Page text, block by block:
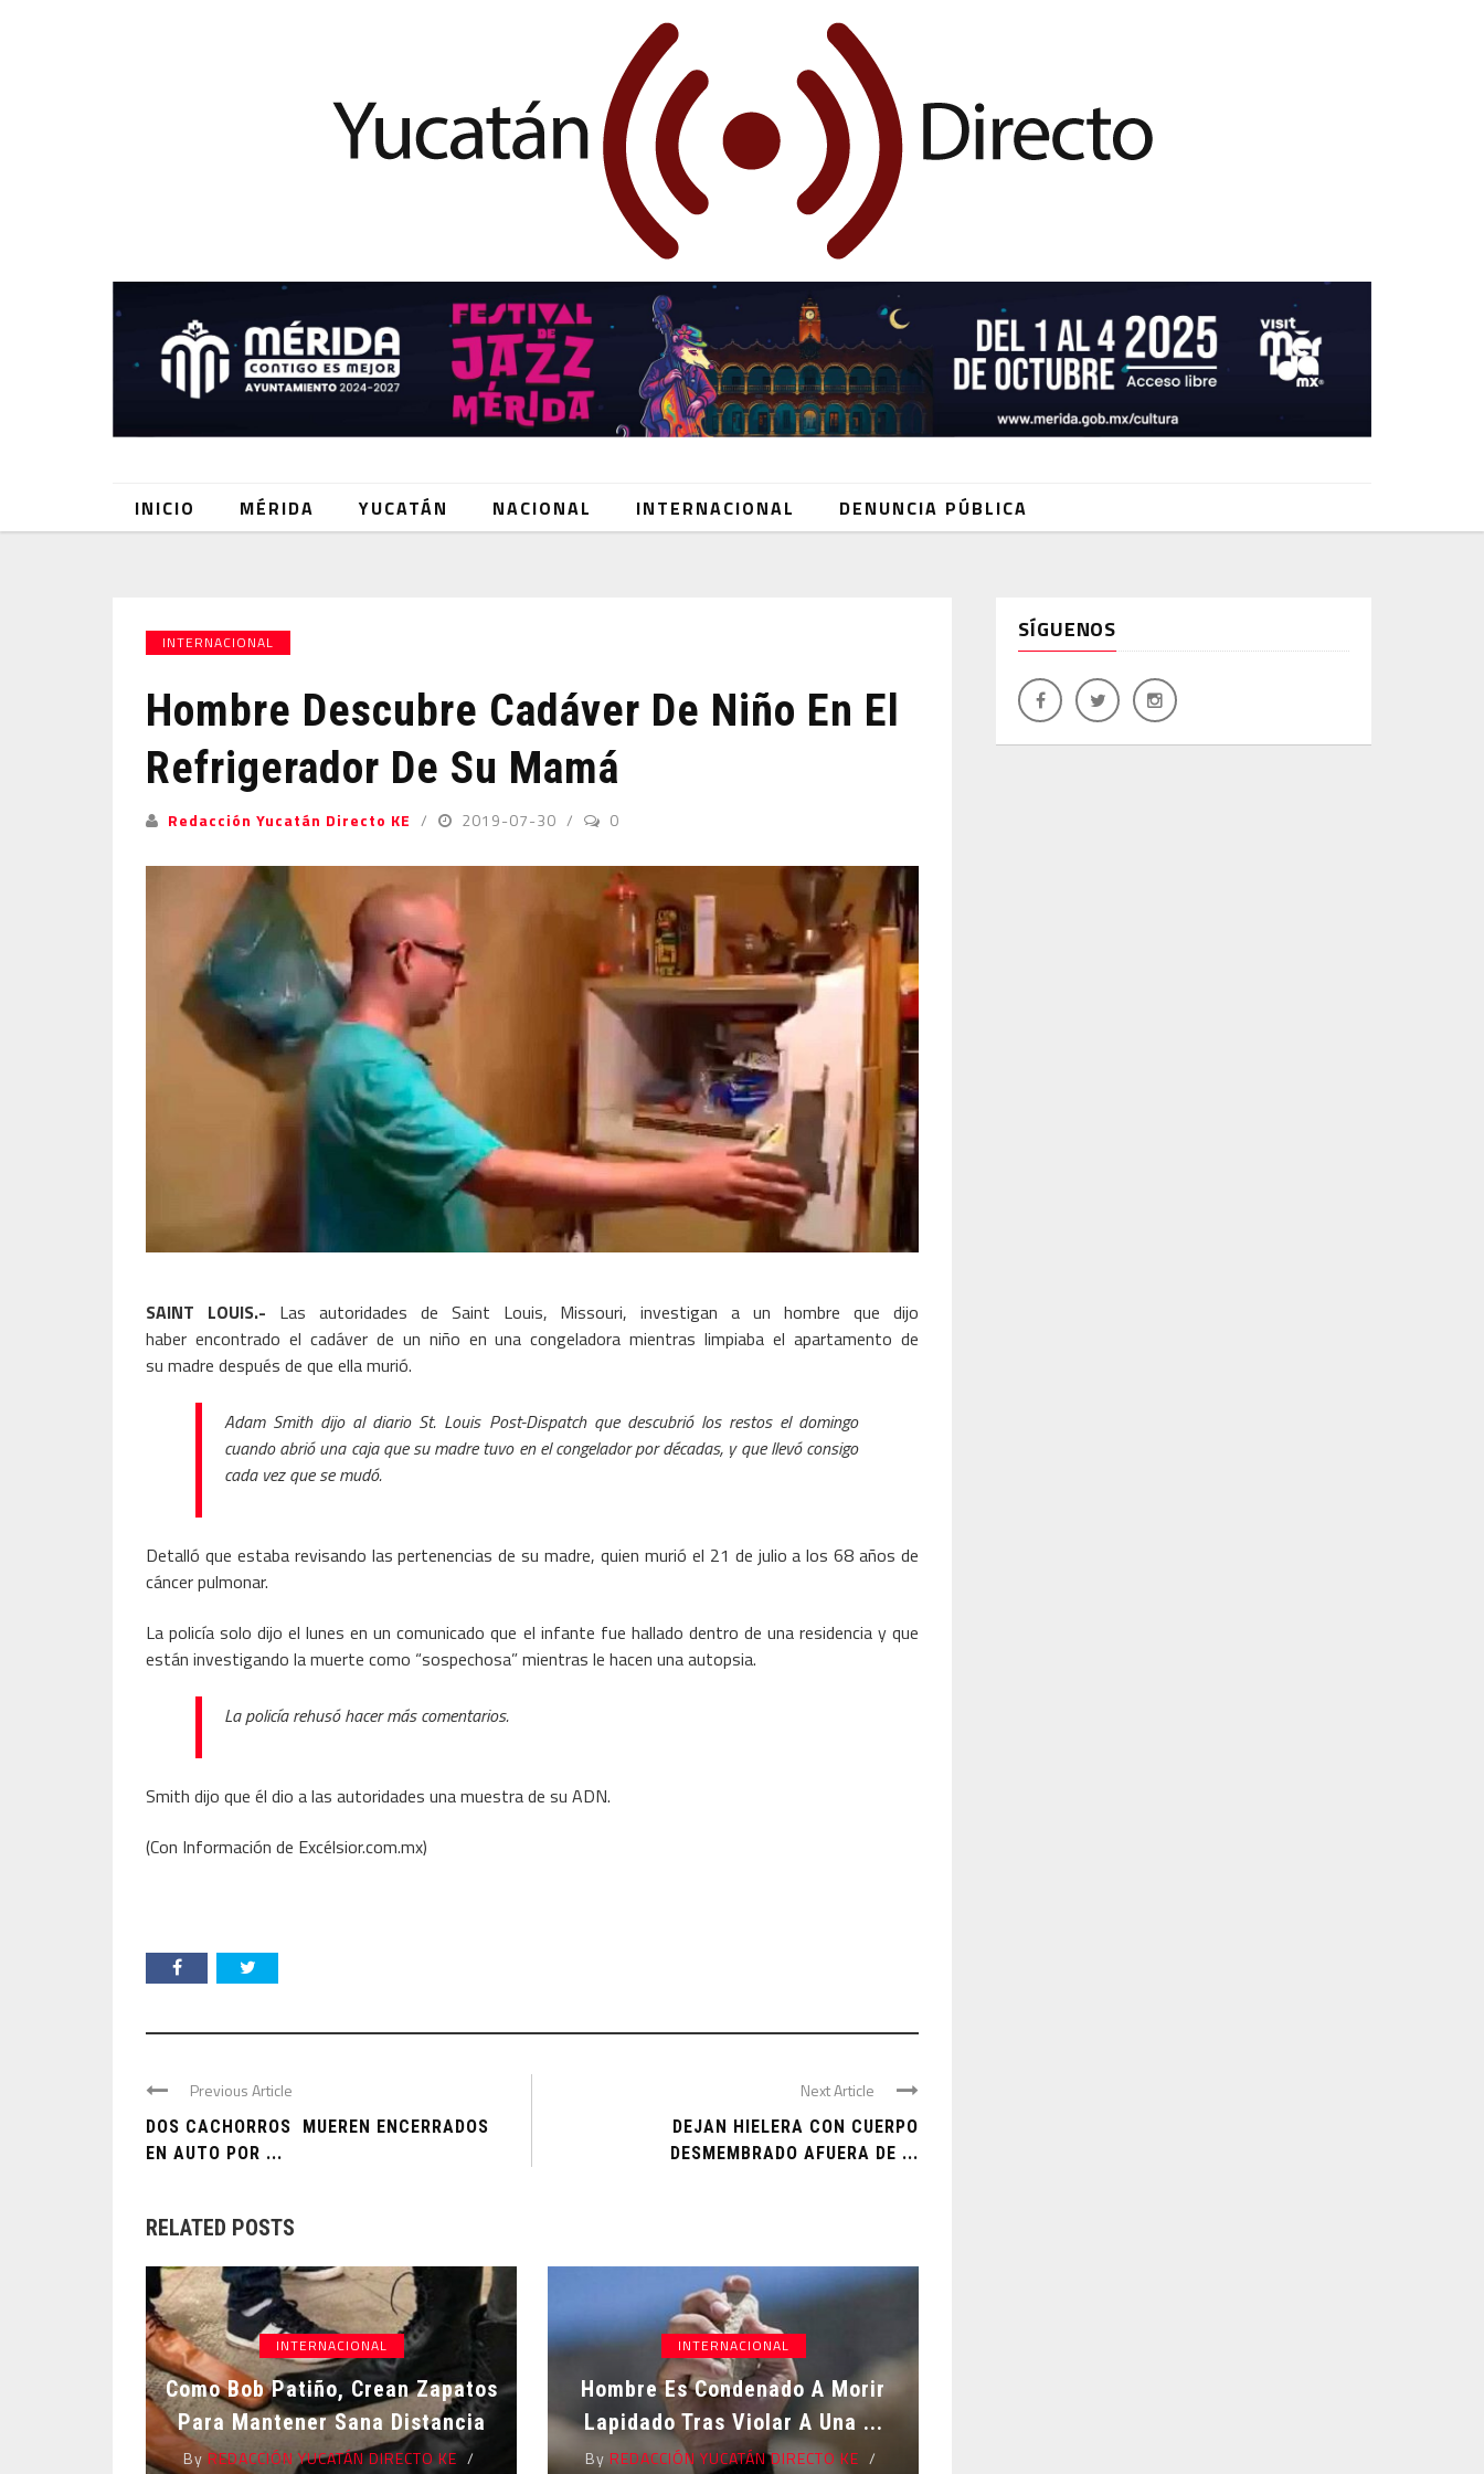
INICIO MÉRIDA YUCATÁN NACIONAL INTERNACIONAL DENUNCIA PÚBLICA
INTERNACIONAL
Hombre Descubre Cadáver De Niño En El
Refrigerador De Su Mamá
Redacción Yucatán Directo KE 2019-07-30 0
SAINT LOUIS.- Las autoridades de Saint Louis, Missouri, investigan a un hombre que dijo
haber encontrado el cadáver de un niño en una congeladora mientras limpiaba el apartamento de
su madre después de que ella murió.
Adam Smith dijo al diario St. Louis Post-Dispatch que descubrió los restos el domingo
cuando abrió una caja que su madre tuvo en el congelador por décadas, y que llevó consigo
cada vez que se mudó.
Detalló que estaba revisando las pertenencias de su madre, quien murió el 21 de julio a los 68 años de
cáncer pulmonar.
La policía solo dijo el lunes en un comunicado que el infante fue hallado dentro de una residencia y que
están investigando la muerte como “sospechosa” mientras le hacen una autopsia.
La policía rehusó hacer más comentarios.
Smith dijo que él dio a las autoridades una muestra de su ADN.
(Con Información de Excélsior.com.mx)
Previous Article
DOS CACHORROS MUEREN ENCERRADOS
EN AUTO POR ...
Next Article
DEJAN HIELERA CON CUERPO
DESMEMBRADO AFUERA DE ...
RELATED POSTS
INTERNACIONAL
Como Bob Patiño, Crean Zapatos
Para Mantener Sana Distancia
By REDACCIÓN YUCATÁN DIRECTO KE
INTERNACIONAL
Hombre Es Condenado A Morir
Lapidado Tras Violar A Una ...
By REDACCIÓN YUCATÁN DIRECTO KE
SÍGUENOS